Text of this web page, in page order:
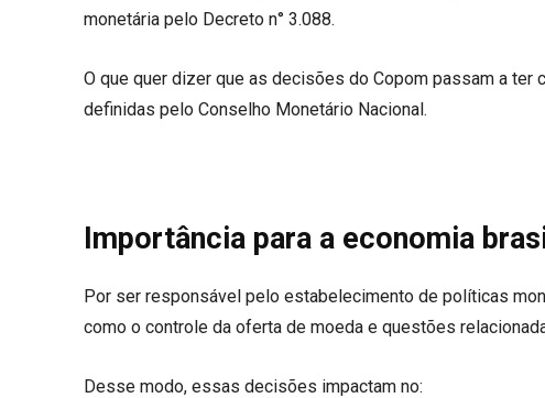
monetária pelo Decreto n° 3.088.
O que quer dizer que as decisões do Copom passam a
definidas pelo Conselho Monetário Nacional.
Importância para a economia
Por ser responsável pelo estabelecimento de políticas
como o controle da oferta de moeda e questões
Desse modo, essas decisões impactam no: